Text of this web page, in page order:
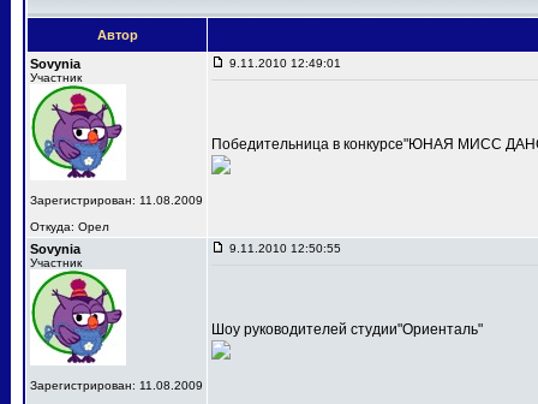
Автор
Sovynia
Участник
Зарегистрирован: 11.08.2009
Откуда: Орел
9.11.2010 12:49:01
Победительница в конкурсе"ЮНАЯ МИСС
Sovynia
Участник
Зарегистрирован: 11.08.2009
9.11.2010 12:50:55
Шоу руководителей студии"Ориенталь"